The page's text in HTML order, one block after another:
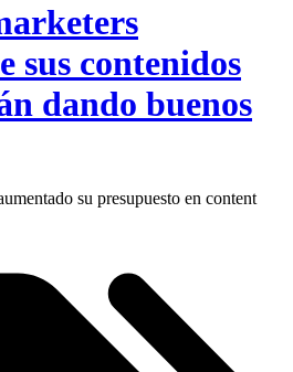
sus contenidos
dando buenos
su presupuesto en content